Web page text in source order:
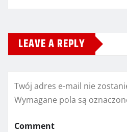
LEAVE A REPLY
Twój adres e-mail nie
Wymagane pola są
Comment